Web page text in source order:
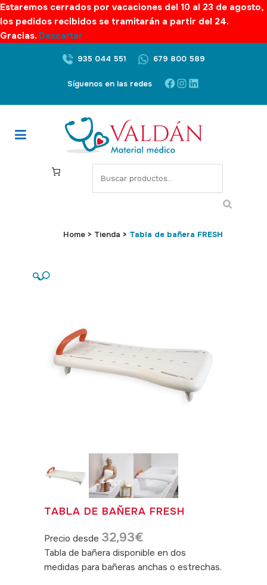
Estaremos cerrados por vacaciones del 10 al 23 de agosto,
los pedidos recibidos se tramitarán a partir del 24.
Gracias. Descartar
935 044 551 679 800 589
Síguenos en las redes Facebook
Instagram
LinkedIn
S
e
Home > Tienda > Tabla de bañera FRESH
🔍
TABLA DE BAÑERA FRESH
Precio desde 32,93€
Tabla de bañera disponible en dos
medidas para bañeras anchas o estrechas.